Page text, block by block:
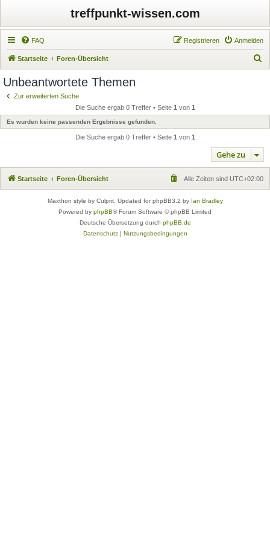
treffpunkt-wissen.com
FAQ Anmelden
Registrieren
Startseite Foren-Übersicht
e
Unbeantwortete Themen
Zur erweiterten Suche
Die Suche ergab 0 Treffer • Seite 1 von 1
Es wurden keine passenden Ergebnisse gefunden.
Die Suche ergab 0 Treffer • Seite 1 von 1
Gehe zu
Startseite Foren-Übersicht Alle Zeiten sind UTC+02:00
Maxthon style by Culprit. Updated for phpBB3.2 by Ian Bradley
Powered by phpBB® Forum Software © phpBB Limited
Deutsche Übersetzung durch phpBB.de
Datenschutz| Nutzungsbedingungen